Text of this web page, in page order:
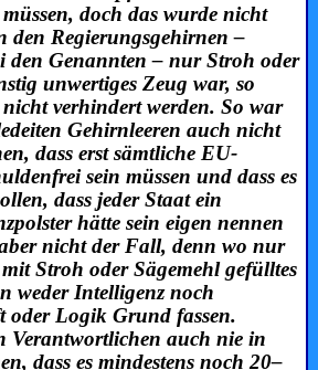
doch das wurde nicht
den Regierungsgehirnen –
den Genannten – nur Stroh oder
unwertiges Zeug war, so
verhindert werden. So war
Gehirnleeren auch nicht
dass erst sämtliche EU-
sein müssen und dass es
dass jeder Staat ein
hätte sein eigen nennen
nicht der Fall, denn wo nur
Stroh oder Sägemehl gefülltes
weder Intelligenz noch
oder Logik Grund fassen.
Verantwortlichen auch nie in
dass es mindestens noch 20–